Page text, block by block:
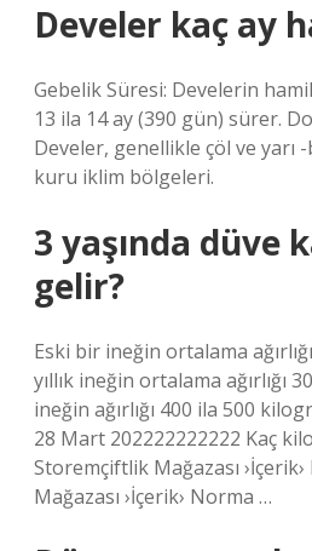
Develer kaç ay
Gebelik Süresi: Develerin
13 ila 14 ay (390 gün) sürer.
Develer, genellikle çöl ve yarı
kuru iklim bölgeleri.
3 yaşında düve
gelir?
Eski bir ineğin ortalama
yıllık ineğin ortalama ağırlığı
ineğin ağırlığı 400 ila 500
28 Mart 202222222222 Kaç
Storemçiftlik Mağazası
Mağazası ›İçerik› Norma …